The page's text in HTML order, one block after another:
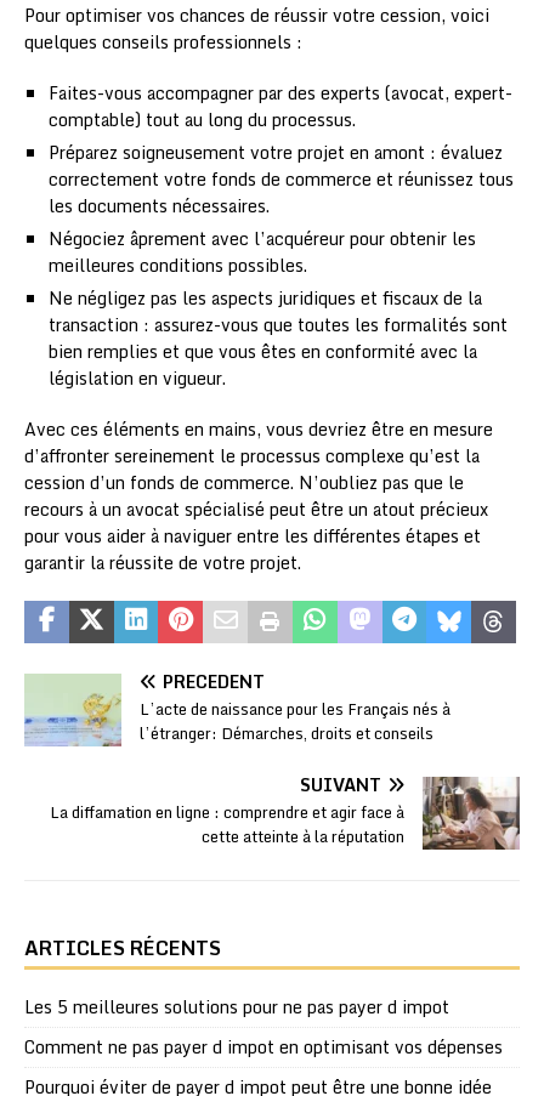
Pour optimiser vos chances de réussir votre cession, voici
quelques conseils professionnels :
Faites-vous accompagner par des experts (avocat, expert-
comptable) tout au long du processus.
Préparez soigneusement votre projet en amont : évaluez
correctement votre fonds de commerce et réunissez tous
les documents nécessaires.
Négociez âprement avec l’acquéreur pour obtenir les
meilleures conditions possibles.
Ne négligez pas les aspects juridiques et fiscaux de la
transaction : assurez-vous que toutes les formalités sont
bien remplies et que vous êtes en conformité avec la
législation en vigueur.
Avec ces éléments en mains, vous devriez être en mesure
d’affronter sereinement le processus complexe qu’est la
cession d’un fonds de commerce. N’oubliez pas que le
recours à un avocat spécialisé peut être un atout précieux
pour vous aider à naviguer entre les différentes étapes et
garantir la réussite de votre projet.
PRÉCÉDENT
L’acte de naissance pour les Français nés à
l’étranger: Démarches, droits et conseils
SUIVANT
La diffamation en ligne : comprendre et agir face à
cette atteinte à la réputation
ARTICLES RÉCENTS
Les 5 meilleures solutions pour ne pas payer d impot
Comment ne pas payer d impot en optimisant vos dépenses
Pourquoi éviter de payer d impot peut être une bonne idée